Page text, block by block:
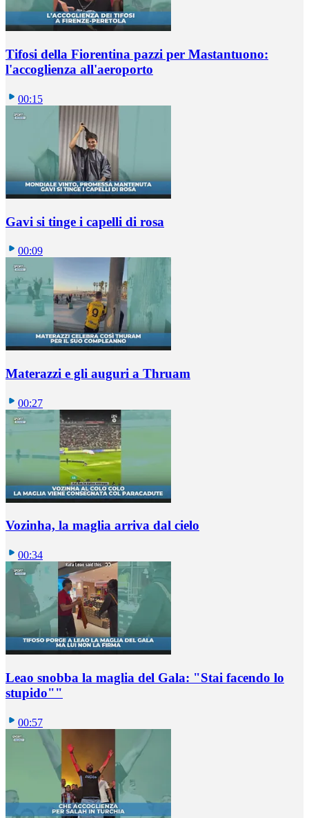
Tifosi della Fiorentina pazzi per Mastantuono:
l'accoglienza all'aeroporto
00:15
Gavi si tinge i capelli di rosa
00:09
Materazzi e gli auguri a Thruam
00:27
Vozinha, la maglia arriva dal cielo
00:34
Leao snobba la maglia del Gala: "Stai facendo lo
stupido""
00:57